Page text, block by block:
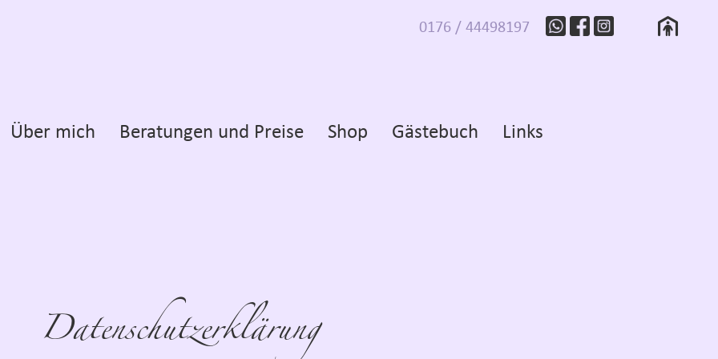
0176 / 44498197
Über mich Beratungen und Preise Shop Gästebuch Links
Datenschutzerklärung